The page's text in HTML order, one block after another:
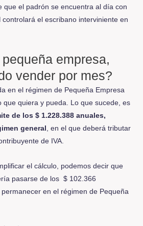
que el padrón se encuentra al día con
el escribano interviniente en
empresa,
vender por mes?
en el régimen de Pequeña Empresa
que quiera y pueda. Lo que sucede, es
de los $ 1.228.388 anuales,
general , en el que deberá tributar
de IVA.
el cálculo, podemos decir que
pasarse de los $ 102.366
en el régimen de Pequeña